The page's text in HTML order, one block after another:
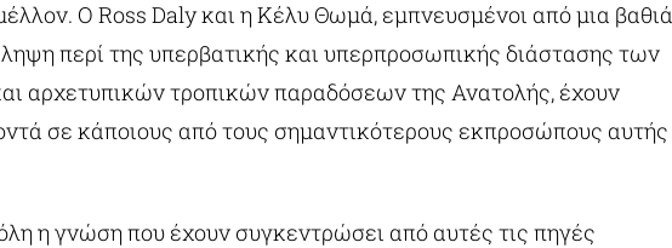
Ο Ross Daly και η Κέλυ Θωμά, εμπνευσμένοι από μια βαθιά
περί της υπερβατικής και υπερπροσωπικής διάστασης των
αρχετυπικών τροπικών παραδόσεων της Ανατολής, έχουν
σε κάποιους από τους σημαντικότερους εκπροσώπους αυτής
η γνώση που έχουν συγκεντρώσει από αυτές τις πηγές